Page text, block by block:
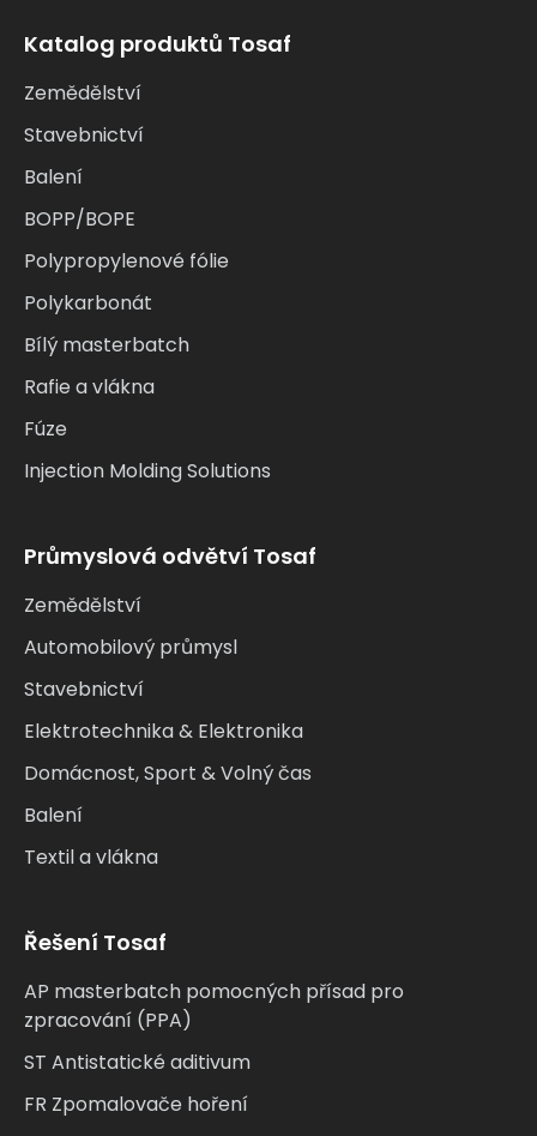
Katalog produktů Tosaf
Zemědělství
Stavebnictví
Balení
BOPP/BOPE
Polypropylenové fólie
Polykarbonát
Bílý masterbatch
Rafie a vlákna
Fúze
Injection Molding Solutions
Průmyslová odvětví Tosaf
Zemědělství
Automobilový průmysl
Stavebnictví
Elektrotechnika & Elektronika
Domácnost, Sport & Volný čas
Balení
Textil a vlákna
Řešení Tosaf
AP masterbatch pomocných přísad pro
zpracování (PPA)
ST Antistatické aditivum
FR Zpomalovače hoření